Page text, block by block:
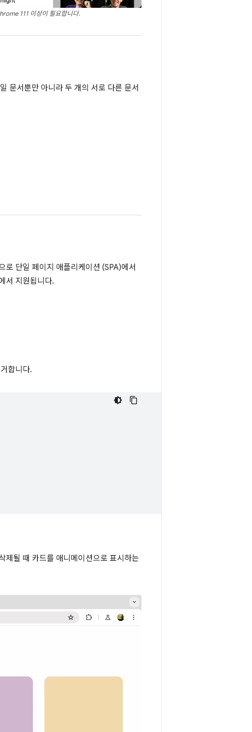
111 이상이 필요합니다.
문서뿐만 아니라 두 개의 서로 다른 문서
로 단일 페이지 애플리케이션 (SPA)에서
서 지원됩니다.
합니다.
제될 때 카드를 애니메이션으로 표시하는